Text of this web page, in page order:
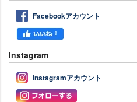
Facebookアカウント
Instagram
Instagramアカウント